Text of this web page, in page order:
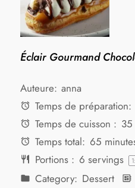
Éclair Gourmand
Auteure: anna
Temps de préparation:
Temps de cuisson : 35
Temps total: 65
Portions : 6 servings 1
Category: Dessert